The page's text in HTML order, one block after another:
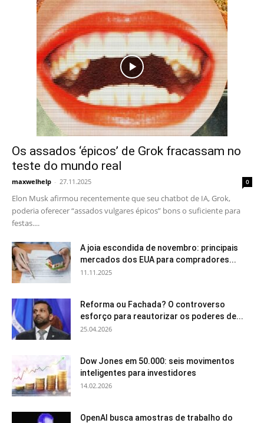
Os assados ‘épicos’ de Grok fracassam no
teste do mundo real
maxwelhelp - 27.11.2025 0
Elon Musk afirmou recentemente que seu chatbot de IA, Grok,
poderia oferecer “assados vulgares épicos” bons o suficiente para
festas....
A joia escondida de novembro: principais
mercados dos EUA para compradores...
11.11.2025
Reforma ou Fachada? O controverso
esforço para reautorizar os poderes de...
25.04.2026
Dow Jones em 50.000: seis movimentos
inteligentes para investidores
14.02.2026
OpenAI busca amostras de trabalho do